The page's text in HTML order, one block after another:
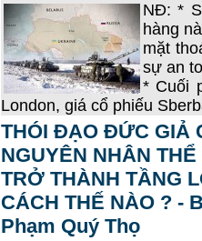
NĐ: *
hàng
mặt
sự an
* Cuối
London, giá cổ phiếu
THÓI ĐẠO ĐỨC GIẢ
NGUYÊN NHÂN
TRỞ THÀNH TẦNG
CÁCH THẾ NÀO ? -
Phạm Quý Thọ